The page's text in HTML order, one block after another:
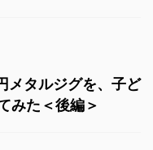
メタルジグを、子ど
みた＜後編＞